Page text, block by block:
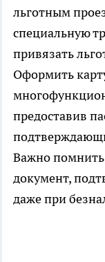
льготным
специальную
привязать
Оформить
предоставив
Важно
документ,
даже при